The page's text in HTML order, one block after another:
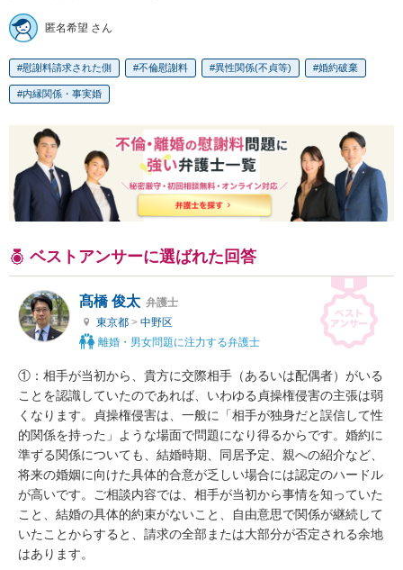
匿名希望 さん
慰謝料請求された側 不倫慰謝料 異性関係(不貞等) 婚約破棄
内縁関係・事実婚
ベストアンサーに選ばれた回答
髙橋 俊太 弁護士
東京都 > 中野区
離婚・男女問題に注力する弁護士
①：相手が当初から、貴方に交際相手（あるいは配偶者）がいる
ことを認識していたのであれば、いわゆる貞操権侵害の主張は弱
くなります。貞操権侵害は、一般に「相手が独身だと誤信して性
的関係を持った」ような場面で問題になり得るからです。婚約に
準ずる関係についても、結婚時期、同居予定、親への紹介など、
将来の婚姻に向けた具体的合意が乏しい場合には認定のハードル
が高いです。ご相談内容では、相手が当初から事情を知っていた
こと、結婚の具体的約束がないこと、自由意思で関係が継続して
いたことからすると、請求の全部または大部分が否定される余地
はあります。